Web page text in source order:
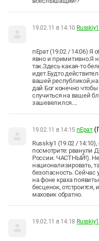
19.02.11 в 14:10 Russkiy1
пЕрат (19.02 / 14:06) Я
явно и примитивно.Я
так.Здесь какая-то
идет.Будто
вашей
дай Бог конечно
случиться на вашей
зашевелился....
19.02.11 в 14:15 пЕрат
Russkiy1 (19.02 /
посмотрите: рванули
России. ЧАСТНЫЙ!).
национализировать,
безопасность. Сейчас
на фоне краха
бесценок, отстроится,
маховик обратно.
19.02.11 в 14:18 Russkiy1